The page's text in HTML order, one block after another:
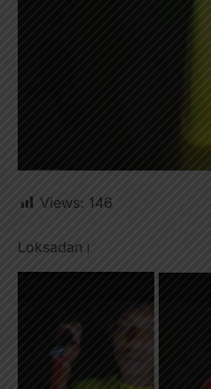
Views: 146
Loksadan।